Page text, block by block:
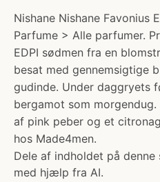
Nishane Nishane Favonius
Parfume > Alle parfumer.
EDPI sødmen fra en
besat med gennemsigtige
gudinde. Under daggryets
bergamot som
af pink peber og et
hos Made4men.
Dele af indholdet på
med hjælp fra AI.